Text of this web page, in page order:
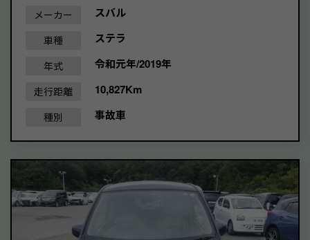
メーカー スバル
車種 ステラ
年式 令和元年/2019年
走行距離 10,827Km
種別 事故車